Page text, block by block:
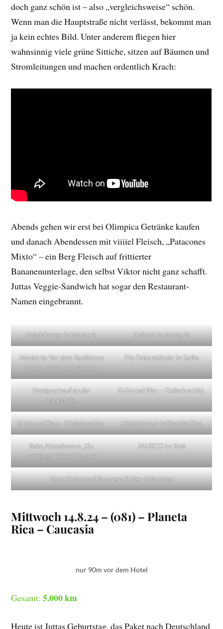
doch ganz schön ist – also „vergleichsweise“ schön.
Wenn man die Hauptstraße nicht verlässt, bekommt man
ja kein echtes Bild. Unter anderem fliegen hier
wahnsinnig viele grüne Sittiche, sitzen auf Bäumen und
Stromleitungen und machen ordentlich Krach:
Abends gehen wir erst bei Olimpica Getränke kaufen
und danach Abendessen mit viiiiel Fleisch, „Patacones
Mixto“ – ein Berg Fleisch auf frittierter
Bananenunterlage, den selbst Viktor nicht ganz schafft.
Juttas Veggie-Sandwich hat sogar den Restaurant-
Namen eingebrannt.
Hotelzimmer in Montería Abfahrt in Montería
Montería: Vor dem Radfahren
immer schön aufwärmen
Die Felsenstände im Selfie
Honigverkauf an der
Tankstelle
Grün und Blau – Einfach schön.
Grün und Blau – Einfach schön. Hotelzimmer in Planeta Rica
Beim Abendessen: „Du
verdienst Deine Träume“
JALISCO im Brot
Berg Fleisch auf Bananen-Puffer-Unterlage
Mittwoch 14.8.24 – (081) – Planeta
Rica – Caucasia
nur 90m vor dem Hotel
Gesamt:5.000 km
Heute ist Juttas Geburtstag, das Paket nach Deutschland